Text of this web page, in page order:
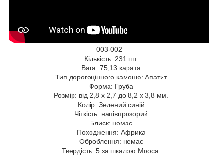
003-002
Кількість: 231 шт.
Вага: 75,13 карата
Тип дорогоцінного каменю: Апатит
Форма: Груба
Розмір: від 2,8 х 2,7 до 8,2 х 3,8 мм.
Колір: Зелений синій
Чіткість: напівпрозорий
Блиск: немає
Походження: Африка
Оброблення: немає
Твердість: 5 за шкалою Мооса.